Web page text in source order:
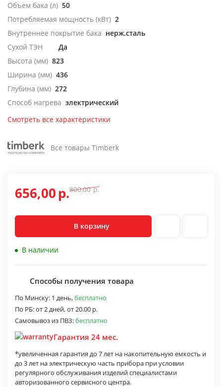
Объем бака (л) 50
Потребляемая мощность (кВт) 2
Внутреннее покрытие бака нерж.сталь
Сухой ТЭН
Да
Высота (мм) 823
Ширина (мм) 436
Глубина (мм) 272
Способ нагрева электрический
Смотреть все характеристики
Все товары Timberk
656,00р.800,00 р.
В корзину
В наличии
Способы получения товара
По Минску: 1 день,бесплатно
По РБ:от 2 дней,от 20.00 р.
Самовывоз из ПВЗ:бесплатно
Гарантия 24 мес.
*увеличенная гарантия до 7 лет на накопительную емкость и
до 3 лет на электрическую часть прибора при условии
регулярного обслуживания изделий специалистами
авторизованного сервисного центра.